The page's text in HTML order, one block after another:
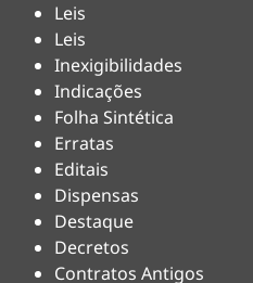
Leis
Leis
Inexigibilidades
Indicações
Folha Sintética
Erratas
Editais
Dispensas
Destaque
Decretos
Contratos Antigos